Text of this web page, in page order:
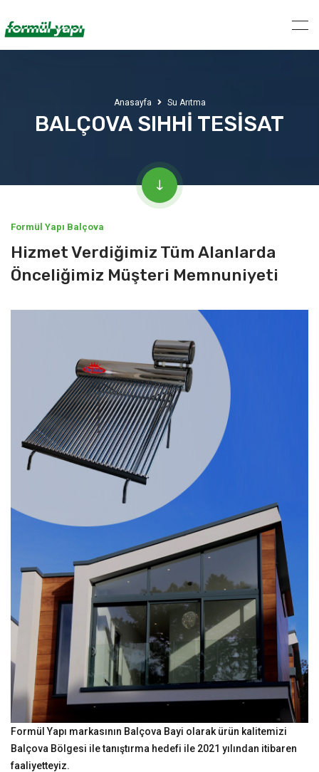
Anasayfa Su Arıtma
BALÇOVA SIHHİ TESİSAT
Formül Yapı Balçova
Hizmet Verdiğimiz Tüm Alanlarda
Önceliğimiz Müşteri Memnuniyeti
Formül Yapı markasının Balçova Bayi olarak ürün kalitemizi
Balçova Bölgesi ile tanıştırma hedefi ile 2021 yılından itibaren
faaliyetteyiz.